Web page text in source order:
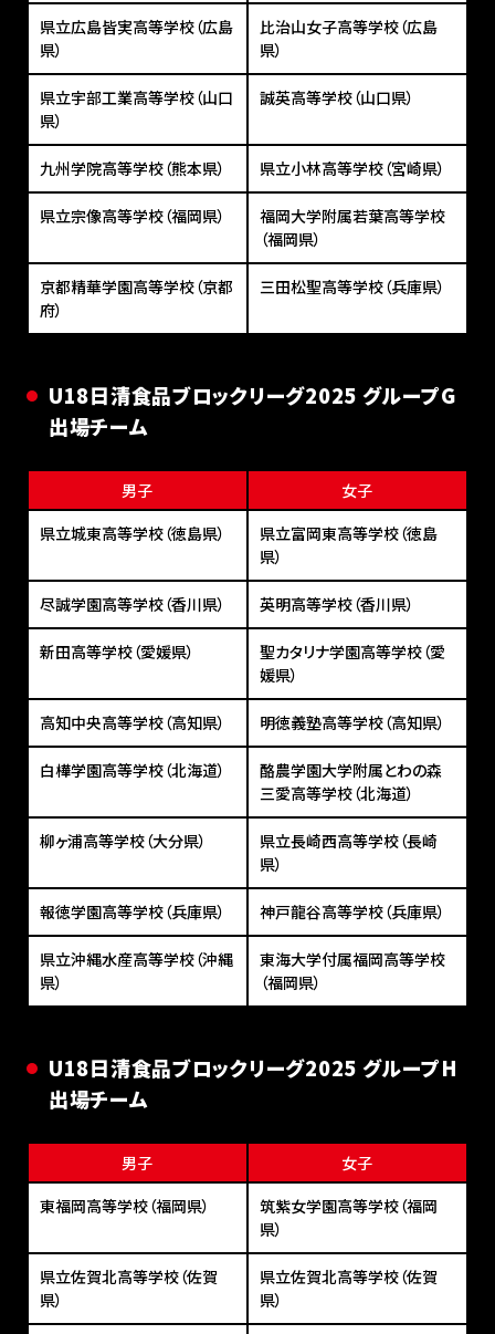
県立広島皆実高等学校（広島
県）
比治山女子高等学校（広島
県）
県立宇部工業高等学校（山口
県）
誠英高等学校（山口県）
九州学院高等学校（熊本県） 県立小林高等学校（宮崎県）
県立宗像高等学校（福岡県）
福岡大学附属若葉高等学校
（福岡県）
京都精華学園高等学校（京都
府）
三田松聖高等学校（兵庫県）
U18⽇清⾷品ブロックリーグ2025 グループG
出場チーム
男子
女子
県立城東高等学校（徳島県）
県立富岡東高等学校（徳島
県）
尽誠学園高等学校（香川県） 英明高等学校（香川県）
新田高等学校（愛媛県）
聖カタリナ学園高等学校（愛
媛県）
高知中央高等学校（高知県） 明徳義塾高等学校（高知県）
白樺学園高等学校（北海道）
酪農学園大学附属とわの森
三愛高等学校（北海道）
柳ヶ浦高等学校（大分県）
県立長崎西高等学校（長崎
県）
報徳学園高等学校（兵庫県） 神戸龍谷高等学校（兵庫県）
県立沖縄水産高等学校（沖縄
県）
東海大学付属福岡高等学校
（福岡県）
U18⽇清⾷品ブロックリーグ2025 グループH
出場チーム
男子
女子
東福岡高等学校（福岡県）
筑紫女学園高等学校（福岡
県）
県立佐賀北高等学校（佐賀
県）
県立佐賀北高等学校（佐賀
県）